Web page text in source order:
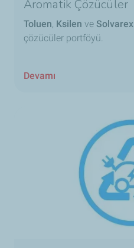
Aromatik Çözücüler
Toluen, Ksilen ve Solvarex
çözücüler portföyü.
Devamı